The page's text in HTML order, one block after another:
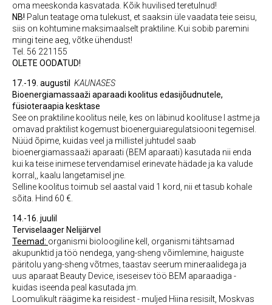
oma meeskonda kasvatada. Kõik huvilised teretulnud!
NB! Palun teatage oma tulekust, et saaksin üle vaadata teie seisu,
siis on kohtumine maksimaalselt praktiline. Kui sobib paremini
mingi teine aeg, võtke ühendust!
Tel. 56 221155
OLETE OODATUD!
17.-19. augustil
KAUNASES
Bioenergiamassaaži aparaadi koolitus edasijõudnutele,
füsioteraapia kesktase
See on praktiline koolitus neile, kes on läbinud koolituse I astme ja
omavad praktilist kogemust bioenerguiaregulatsiooni tegemisel.
Nüüd õpime, kuidas veel ja millistel juhtudel saab
bioenergiamassaaži aparaati (BEM aparaati) kasutada nii enda
kui ka teise inimese tervendamisel erinevate hädade ja ka valude
korral,, kaalu langetamisel jne.
Selline koolitus toimub sel aastal vaid 1 kord, nii et tasub kohale
sõita. Hind 60 €.
14.-16. juulil
Terviselaager Nelijärvel
Teemad: organismi bioloogiline kell, organismi tähtsamad
akupunktid ja töö nendega, yang-sheng võimlemine, haiguste
päritolu yang-sheng võtmes, taastav seerum mineraalidega ja
uus aparaat Beauty Device, iseseisev töö BEM aparaadiga -
kuidas iseenda peal kasutada jm.
Loomulikult räägime ka reisidest - muljed Hiina resisilt, Moskvas